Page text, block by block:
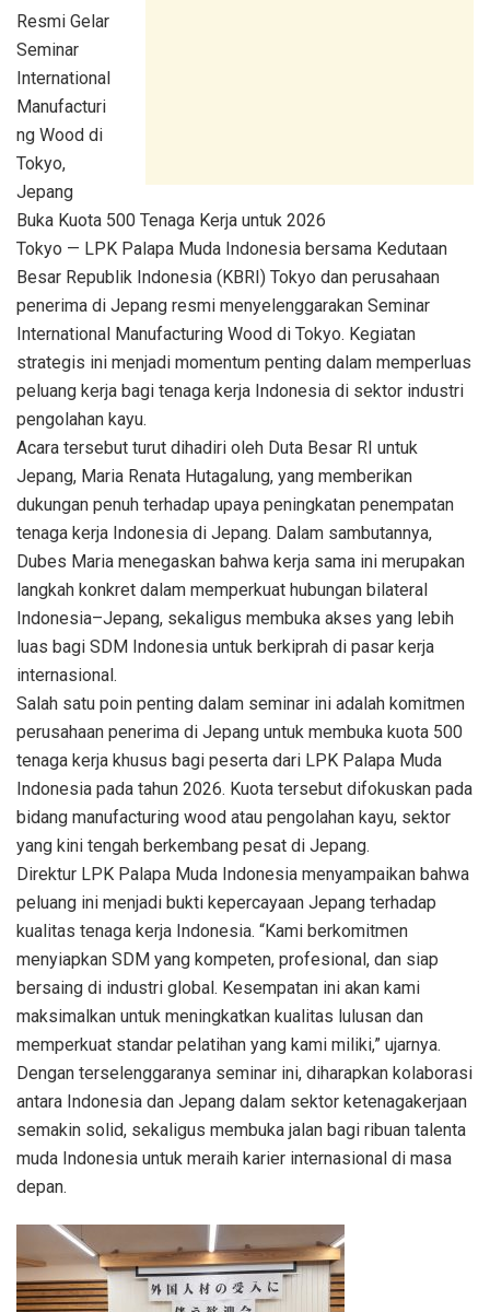
Resmi Gelar
Seminar
International
Manufacturi
ng Wood di
Tokyo,
Jepang
Buka Kuota 500 Tenaga Kerja untuk 2026
Tokyo — LPK Palapa Muda Indonesia bersama Kedutaan
Besar Republik Indonesia (KBRI) Tokyo dan perusahaan
penerima di Jepang resmi menyelenggarakan Seminar
International Manufacturing Wood di Tokyo. Kegiatan
strategis ini menjadi momentum penting dalam memperluas
peluang kerja bagi tenaga kerja Indonesia di sektor industri
pengolahan kayu.
Acara tersebut turut dihadiri oleh Duta Besar RI untuk
Jepang, Maria Renata Hutagalung, yang memberikan
dukungan penuh terhadap upaya peningkatan penempatan
tenaga kerja Indonesia di Jepang. Dalam sambutannya,
Dubes Maria menegaskan bahwa kerja sama ini merupakan
langkah konkret dalam memperkuat hubungan bilateral
Indonesia–Jepang, sekaligus membuka akses yang lebih
luas bagi SDM Indonesia untuk berkiprah di pasar kerja
internasional.
Salah satu poin penting dalam seminar ini adalah komitmen
perusahaan penerima di Jepang untuk membuka kuota 500
tenaga kerja khusus bagi peserta dari LPK Palapa Muda
Indonesia pada tahun 2026. Kuota tersebut difokuskan pada
bidang manufacturing wood atau pengolahan kayu, sektor
yang kini tengah berkembang pesat di Jepang.
Direktur LPK Palapa Muda Indonesia menyampaikan bahwa
peluang ini menjadi bukti kepercayaan Jepang terhadap
kualitas tenaga kerja Indonesia. “Kami berkomitmen
menyiapkan SDM yang kompeten, profesional, dan siap
bersaing di industri global. Kesempatan ini akan kami
maksimalkan untuk meningkatkan kualitas lulusan dan
memperkuat standar pelatihan yang kami miliki,” ujarnya.
Dengan terselenggaranya seminar ini, diharapkan kolaborasi
antara Indonesia dan Jepang dalam sektor ketenagakerjaan
semakin solid, sekaligus membuka jalan bagi ribuan talenta
muda Indonesia untuk meraih karier internasional di masa
depan.